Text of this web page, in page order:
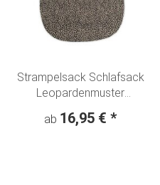
Strampelsack Schlafsack
Leopardenmuster
ab 16,95 € *